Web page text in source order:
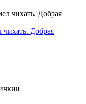
Добрая